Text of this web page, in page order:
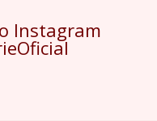
Instagram